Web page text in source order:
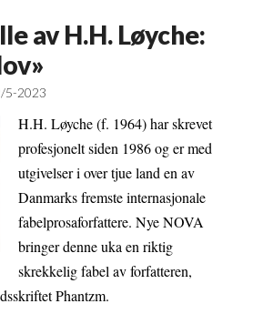
av H.H. Løyche:
5-2023
H.H. Løyche (f. 1964) har skrevet
profesjonelt siden 1986 og er med
utgivelser i over tjue land en av
Danmarks fremste internasjonale
fabelprosaforfattere. Nye NOVA
bringer denne uka en riktig
skrekkelig fabel av forfatteren,
Phantzm.